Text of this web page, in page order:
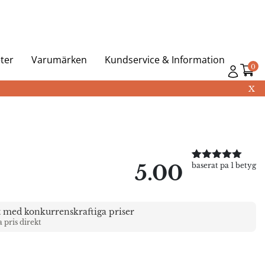
0
Varumärken Kundservice & Information
X
5.00
Betygsatt
1
baserat pa 1 betyg
konkurrenskraftiga priser
pris direkt